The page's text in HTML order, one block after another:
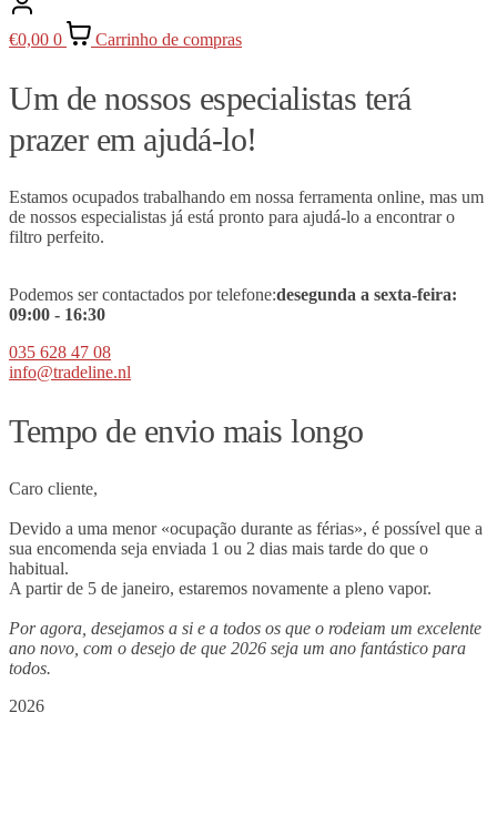
€0,00 0 Carrinho de compras
Um de nossos especialistas terá
prazer em ajudá-lo!
Estamos ocupados trabalhando em nossa ferramenta online, mas um
de nossos especialistas já está pronto para ajudá-lo a encontrar o
filtro perfeito.
Podemos ser contactados por telefone:desegunda a sexta-feira:
09:00 - 16:30
035 628 47 08
info@tradeline.nl
Tempo de envio mais longo
Caro cliente,
Devido a uma menor «ocupação durante as férias», é possível que a
sua encomenda seja enviada 1 ou 2 dias mais tarde do que o
habitual.
A partir de 5 de janeiro, estaremos novamente a pleno vapor.
Por agora, desejamos a si e a todos os que o rodeiam um excelente
ano novo, com o desejo de que 2026 seja um ano fantástico para
todos.
2026